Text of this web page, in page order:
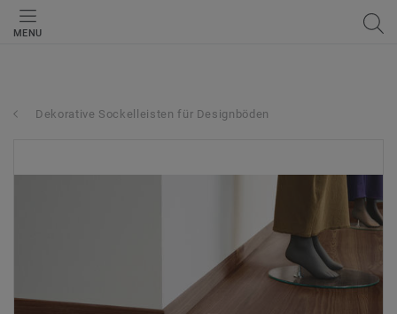
MENU
Dekorative Sockelleisten für Designböden